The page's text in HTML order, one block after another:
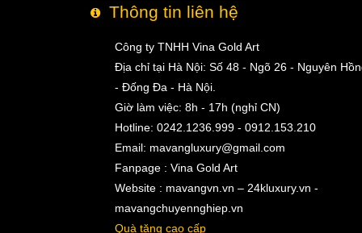
Thông tin liên hệ
Công ty TNHH Vina Gold Art
Địa chỉ tại Hà Nội: Số 48 - Ngõ 26 - Nguyên
- Đống Đa - Hà Nội.
Giờ làm việc: 8h - 17h (nghỉ CN)
Hotline: 0242.1236.999 - 0912.153.210
Email: mavangluxury@gmail.com
Fanpage : Vina Gold Art
Website : mavangvn.vn – 24kluxury.vn -
mavangchuyennghiep.vn
Quà tặng cao cấp